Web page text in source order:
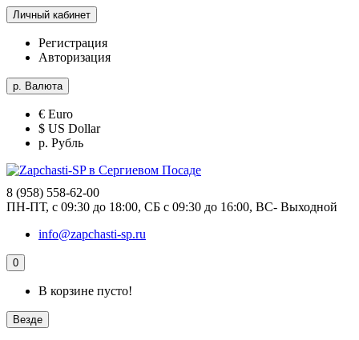
Личный кабинет
Регистрация
Авторизация
р. Валюта
€ Euro
$ US Dollar
р. Рубль
8 (958) 558-62-00
ПН-ПТ, с 09:30 до 18:00, СБ с 09:30 до 16:00, ВС- Выходной
info@zapchasti-sp.ru
0
В корзине пусто!
Везде